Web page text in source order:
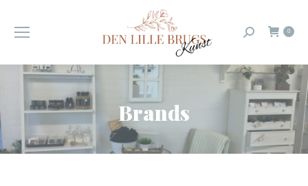
Search: 0
Brands
You are here: